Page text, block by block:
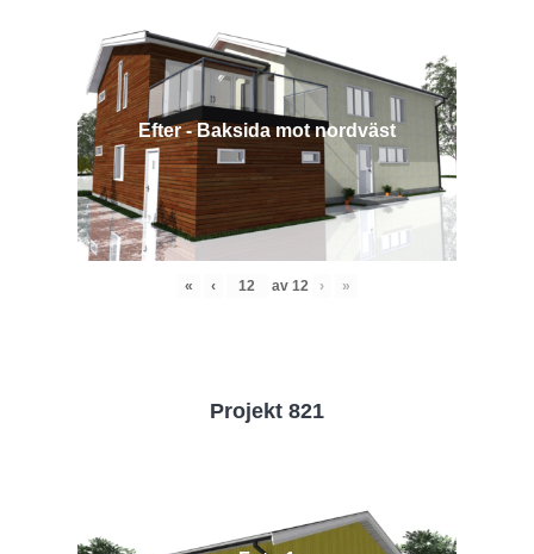
Efter - Baksida mot nordväst
« ‹ av 12 › »
Projekt 821